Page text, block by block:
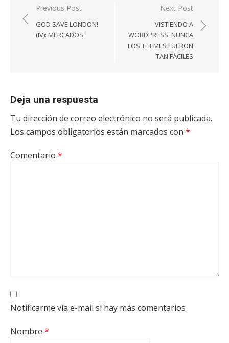
Navegación
de
entradas
Previous Post
GOD SAVE LONDON!
(IV): MERCADOS
Next Post
VISTIENDO A
WORDPRESS: NUNCA
LOS THEMES FUERON
TAN FÁCILES
Deja una respuesta
Tu dirección de correo electrónico no será publicada.
Los campos obligatorios están marcados con *
Comentario *
Notificarme vía e-mail si hay más comentarios
Nombre *